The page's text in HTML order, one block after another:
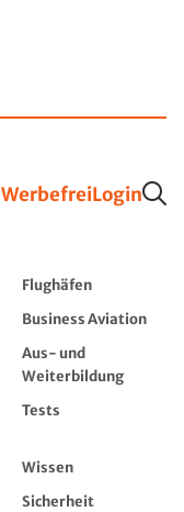
WerbefreiLogin
Flughäfen
Business Aviation
Aus- und
Weiterbildung
Tests
Wissen
Sicherheit